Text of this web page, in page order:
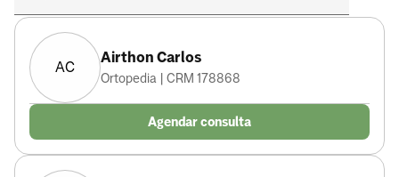
AC
Airthon Carlos
Ortopedia | CRM 178868
Agendar consulta